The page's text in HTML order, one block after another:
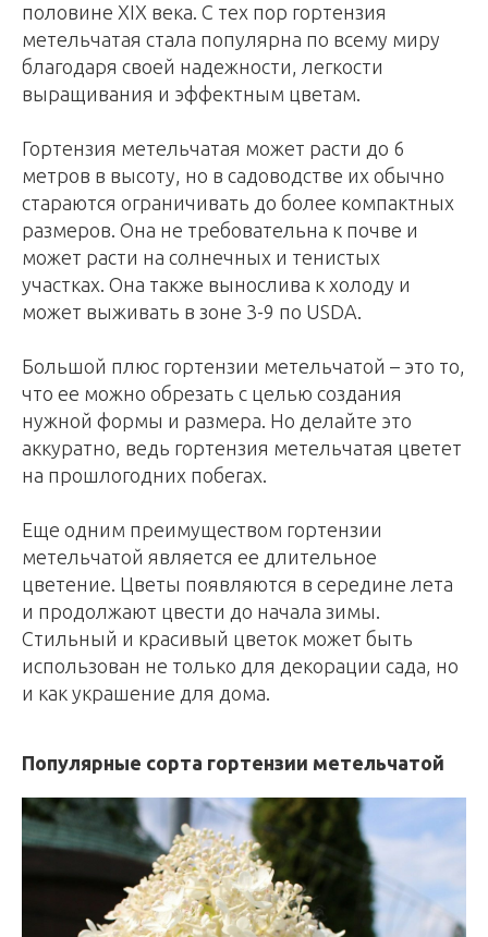
половине XIX века. С тех пор гортензия
метельчатая стала популярна по всему миру
благодаря своей надежности, легкости
выращивания и эффектным цветам.
Гортензия метельчатая может расти до 6
метров в высоту, но в садоводстве их обычно
стараются ограничивать до более компактных
размеров. Она не требовательна к почве и
может расти на солнечных и тенистых
участках. Она также вынослива к холоду и
может выживать в зоне 3-9 по USDA.
Большой плюс гортензии метельчатой – это то,
что ее можно обрезать с целью создания
нужной формы и размера. Но делайте это
аккуратно, ведь гортензия метельчатая цветет
на прошлогодних побегах.
Еще одним преимуществом гортензии
метельчатой является ее длительное
цветение. Цветы появляются в середине лета
и продолжают цвести до начала зимы.
Стильный и красивый цветок может быть
использован не только для декорации сада, но
и как украшение для дома.
Популярные сорта гортензии метельчатой